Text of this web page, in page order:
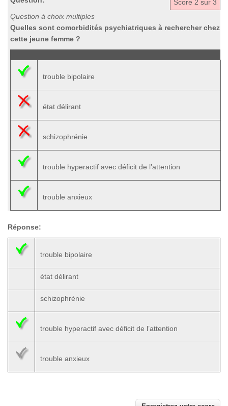
Score 2 sur 3
Question à choix multiples
Quelles sont comorbidités psychiatriques à rechercher chez
cette jeune femme ?
trouble bipolaire
état délirant
schizophrénie
trouble hyperactif avec déficit de l’attention
trouble anxieux
Réponse:
trouble bipolaire
état délirant
schizophrénie
trouble hyperactif avec déficit de l’attention
trouble anxieux